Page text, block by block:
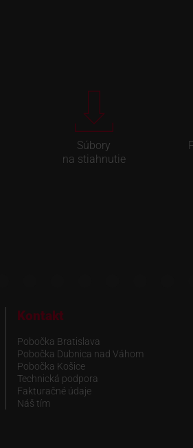
Súbory
na stiahnutie
Kontakt
Pobočka Bratislava
Pobočka Dubnica nad Váhom
Pobočka Košice
Technická podpora
Fakturačné údaje
Náš tím